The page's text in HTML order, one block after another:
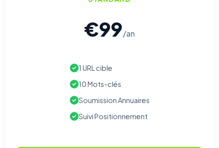
€99/an
1 URL cible
10 Mots-clés
Soumission Annuaires
Suivi Positionnement